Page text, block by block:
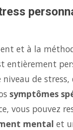
et à la
entièrement
de stress,
symptômes
vous pouvez
mental et